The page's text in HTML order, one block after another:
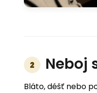
2 Neboj
Bláto, déšť nebo